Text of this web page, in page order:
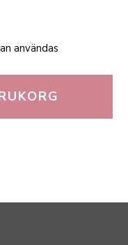
användas